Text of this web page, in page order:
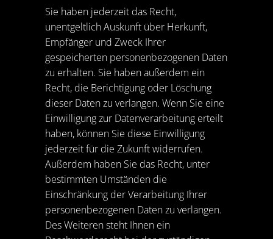
Sie haben jederzeit das Recht,
unentgeltlich Auskunft über Herkunft,
Empfänger und Zweck Ihrer
gespeicherten personenbezogenen Daten
zu erhalten. Sie haben außerdem ein
Recht, die Berichtigung oder Löschung
dieser Daten zu verlangen. Wenn Sie eine
Einwilligung zur Datenverarbeitung erteilt
haben, können Sie diese Einwilligung
jederzeit für die Zukunft widerrufen.
Außerdem haben Sie das Recht, unter
bestimmten Umständen die
Einschränkung der Verarbeitung Ihrer
personenbezogenen Daten zu verlangen.
Des Weiteren steht Ihnen ein